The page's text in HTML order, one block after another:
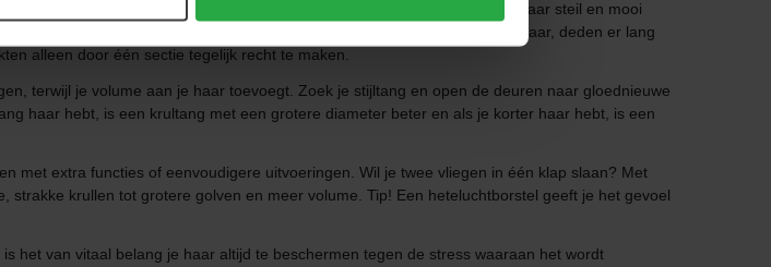
en glans geeft. Stijltangen en stylers zijn warmte-instrumenten die je haar steil en mooi
Hollywood-golven te maken. Oudere stijltangen waren vaak onhandelbaar, deden er lang
alleen door één sectie tegelijk recht te maken.
terwijl je volume aan je haar toevoegt. Zoek je stijltang en open de deuren naar gloednieuwe
haar hebt, is een krultang met een grotere diameter beter en als je korter haar hebt, is een
met extra functies of eenvoudigere uitvoeringen. Wil je twee vliegen in één klap slaan? Met
krullen tot grotere golven en meer volume. Tip! Een heteluchtborstel geeft je het gevoel
het van vitaal belang je haar altijd te beschermen tegen de stress waaraan het wordt